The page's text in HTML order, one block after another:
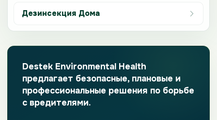
Дезинсекция Дома
Destek Environmental Health
предлагает безопасные, плановые и
профессиональные решения по борьбе
с вредителями.